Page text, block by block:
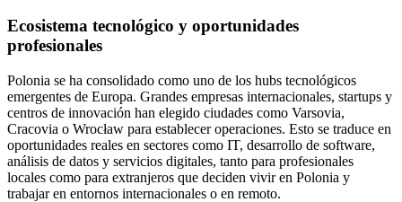
Ecosistema tecnológico y oportunidades
profesionales
Polonia se ha consolidado como uno de los hubs tecnológicos
emergentes de Europa. Grandes empresas internacionales, startups y
centros de innovación han elegido ciudades como Varsovia,
Cracovia o Wrocław para establecer operaciones. Esto se traduce en
oportunidades reales en sectores como IT, desarrollo de software,
análisis de datos y servicios digitales, tanto para profesionales
locales como para extranjeros que deciden vivir en Polonia y
trabajar en entornos internacionales o en remoto.